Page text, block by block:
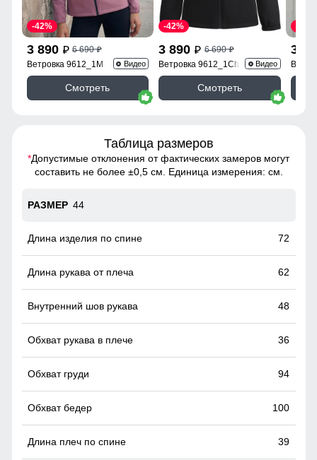
3 890 p 6 690p
-42%
Ветровка 9612_1M Видео
Смотреть
3 890 p 6 690p
-42%
Ветровка 9612_1Ch Видео
Смотреть
3
Таблица размеров
*Допустимые отклонения от фактических замеров могут
составить не более ±0,5 см. Единица измерения: см.
44
72
62
48
36
94
100
39